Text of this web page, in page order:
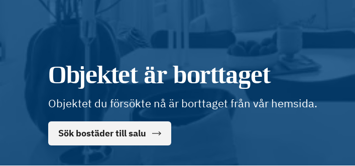
Objektet är borttaget
Objektet du försökte nå är borttaget från vår hemsida.
Sök bostäder till salu